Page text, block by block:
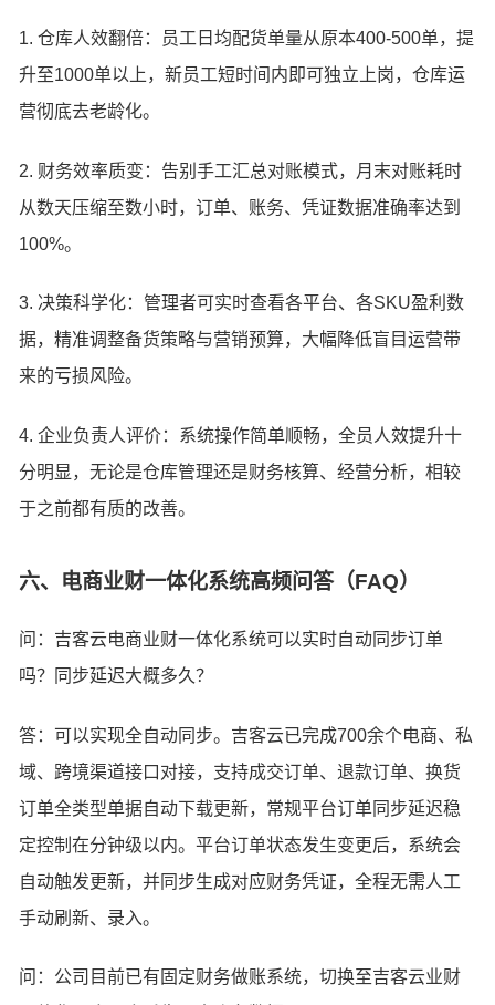
1. 仓库人效翻倍：员工日均配货单量从原本400-500单，提
升至1000单以上，新员工短时间内即可独立上岗，仓库运
营彻底去老龄化。
2. 财务效率质变：告别手工汇总对账模式，月末对账耗时
从数天压缩至数小时，订单、账务、凭证数据准确率达到
100%。
3. 决策科学化：管理者可实时查看各平台、各SKU盈利数
据，精准调整备货策略与营销预算，大幅降低盲目运营带
来的亏损风险。
4. 企业负责人评价：系统操作简单顺畅，全员人效提升十
分明显，无论是仓库管理还是财务核算、经营分析，相较
于之前都有质的改善。
六、电商业财一体化系统高频问答（FAQ）
问：吉客云电商业财一体化系统可以实时自动同步订单
吗？同步延迟大概多久？
答：可以实现全自动同步。吉客云已完成700余个电商、私
域、跨境渠道接口对接，支持成交订单、退款订单、换货
订单全类型单据自动下载更新，常规平台订单同步延迟稳
定控制在分钟级以内。平台订单状态发生变更后，系统会
自动触发更新，并同步生成对应财务凭证，全程无需人工
手动刷新、录入。
问：公司目前已有固定财务做账系统，切换至吉客云业财